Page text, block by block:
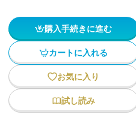
購入手続きに進む
カートに入れる
お気に入り
試し読み